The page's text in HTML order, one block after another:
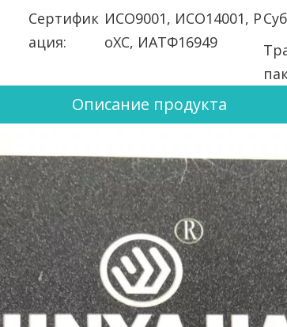
Сертифик
ация:
ИСО9001, ИСО14001, Р
оХС, ИАТФ16949
Описание продукта